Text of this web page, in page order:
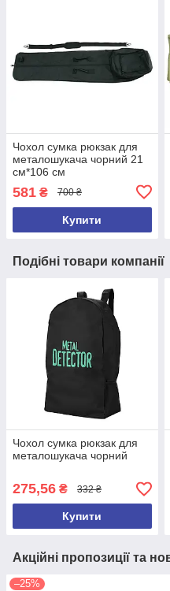
Чохол сумка рюкзак для
металошукача чорний 21
см*106 см
581 ₴ 700 ₴
Купити
Подібні товари компанії
Чохол сумка рюкзак для
металошукача чорний
275,56 ₴ 332 ₴
Купити
Акційні пропозиції та
–25%